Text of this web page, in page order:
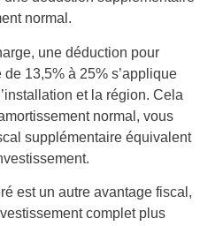
normal.
une déduction pour
13,5% à 25% s’applique
et la région. Cela
normal, vous
supplémentaire équivalent
est un autre avantage fiscal,
complet plus